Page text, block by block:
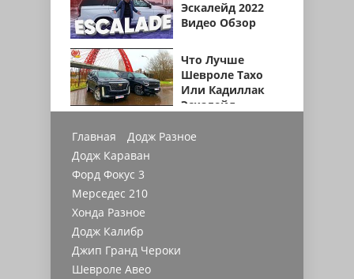
Эскалейд 2022
Видео Обзор
Что Лучше
Шевроле Тахо
Или Кадиллак
Эскалейд
Главная
Додж Разное
Додж Караван
Форд Фокус 3
Мерседес 210
Хонда Разное
Додж Калибр
Джип Гранд Чероки
Шевроле Авео